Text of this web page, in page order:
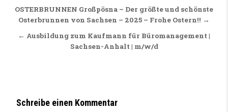
Beitragsnavigation
OSTERBRUNNEN Großpösna – Der größte und schönste
Osterbrunnen von Sachsen – 2025 – Frohe Ostern!! →
← Ausbildung zum Kaufmann für Büromanagement |
Sachsen-Anhalt | m/w/d
Schreibe einen Kommentar